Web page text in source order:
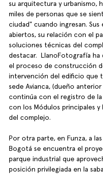
su arquitectura y urbanismo,
miles de personas que se
ciudad" cuando ingresan. Sus
abiertos, su relación con el
soluciones técnicas del
destacar.  LlanoFotografía
el proceso de construcción
intervención del edificio que
sede Avianca, (dueño
continúa con el registro de la
con los Módulos principales y
del complejo.
Por otra parte, en Funza, a
Bogotá se encuentra el
parque industrial que
posición privilegiada en la